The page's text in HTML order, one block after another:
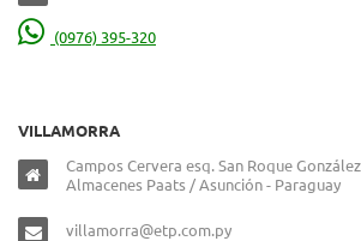
(0976) 395-320
VILLAMORRA
Campos Cervera esq. San Roque
Almacenes Paats / Asunción - Paraguay
villamorra@etp.com.py